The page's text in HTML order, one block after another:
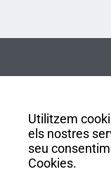
Utilitzem
els nostres
seu
Cookies.